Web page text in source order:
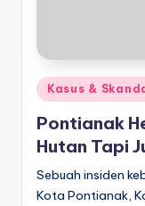
Posted
in
Kasus &
Pontianak
Hutan Tapi
Sebuah insiden
Kota Pontianak,